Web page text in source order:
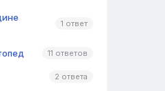
1 ответ
11 ответов
2 ответа